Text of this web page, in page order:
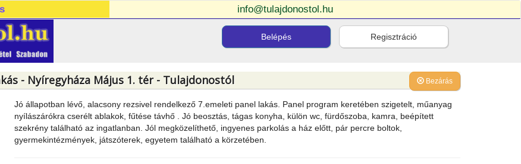
info@tulajdonostol.hu
Belépés Regisztráció
Bezárás
- Nyíregyháza Május 1. tér - Tulajdonostól
Jó állapotban lévő, alacsony rezsivel rendelkező 7.emeleti panel lakás. Panel program keretében szigetelt, műanyag
nyílászárókra cserélt ablakok, fűtése távhő . Jó beosztás, tágas konyha, külön wc, fürdőszoba, kamra, beépített
szekrény található az ingatlanban. Jól megközelíthető, ingyenes parkolás a ház előtt, pár percre boltok,
gyermekintézmények, játszóterek, egyetem található a körzetében.